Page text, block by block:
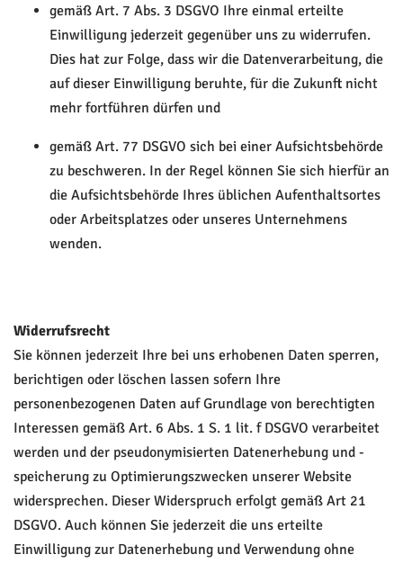
gemäß Art. 7 Abs. 3 DSGVO Ihre einmal erteilte
Einwilligung jederzeit gegenüber uns zu widerrufen.
Dies hat zur Folge, dass wir die Datenverarbeitung, die
auf dieser Einwilligung beruhte, für die Zukunft nicht
mehr fortführen dürfen und
gemäß Art. 77 DSGVO sich bei einer Aufsichtsbehörde
zu beschweren. In der Regel können Sie sich hierfür an
die Aufsichtsbehörde Ihres üblichen Aufenthaltsortes
oder Arbeitsplatzes oder unseres Unternehmens
wenden.
Widerrufsrecht
Sie können jederzeit Ihre bei uns erhobenen Daten sperren,
berichtigen oder löschen lassen sofern Ihre
personenbezogenen Daten auf Grundlage von berechtigten
Interessen gemäß Art. 6 Abs. 1 S. 1 lit. f DSGVO verarbeitet
werden und der pseudonymisierten Datenerhebung und -
speicherung zu Optimierungszwecken unserer Website
widersprechen. Dieser Widerspruch erfolgt gemäß Art 21
DSGVO. Auch können Sie jederzeit die uns erteilte
Einwilligung zur Datenerhebung und Verwendung ohne